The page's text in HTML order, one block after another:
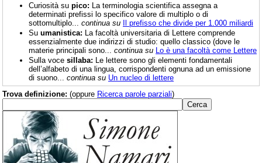
Curiosità su pico: La terminologia scientifica assegna a
determinati prefissi lo specifico valore di multiplo o di
sottomultiplo... continua su Il prefisso che divide per 1.000 miliardi
Su umanistica: La facoltà universitaria di Lettere comprende
essenzialmente due indirizzi di studio: quello classico (dove le
materie principali sono... continua su Lo è una facoltà come Lettere
Sulla voce sillaba: Le lettere sono gli elementi fondamentali
dell’alfabeto di una lingua, corrispondenti ognuna ad un emissione
di suono... continua su Un nucleo di lettere
Trova definizione: (oppure Ricerca parole parziali)